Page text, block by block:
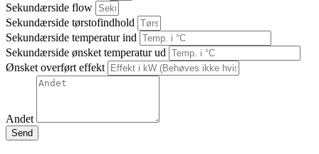
Sekundærside flow
Sekundærside tørstofindhold
Sekundærside temperatur ind
Sekundærside ønsket temperatur ud
Ønsket overført effekt
Andet
Send